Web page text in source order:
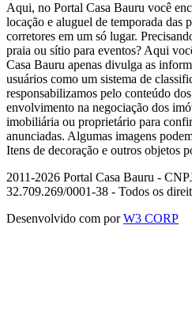
Aqui, no Portal Casa Bauru você
locação e aluguel de temporada das
corretores em um só lugar.
praia ou sítio para eventos? Aqui
Casa Bauru apenas divulga as
usuários como um sistema de
responsabilizamos pelo conteúdo
envolvimento na negociação dos
imobiliária ou proprietário para
anunciadas. Algumas imagens
Itens de decoração e outros objetos
2011-2026 Portal Casa Bauru -
32.709.269/0001-38 - Todos os
Desenvolvido com porW3 CORP